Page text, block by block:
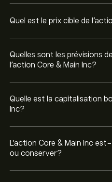
Quel est le prix cible de
Quelles sont les prévisions
l'action Core & Main Inc?
Quelle est la capitalisation
Inc?
L’action Core & Main Inc
ou conserver?